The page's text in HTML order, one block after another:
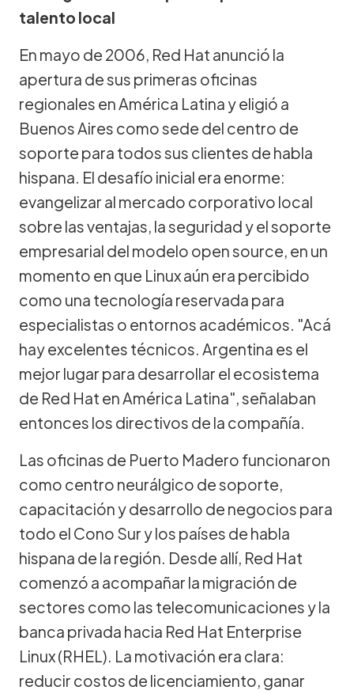
talento local
En mayo de 2006, Red Hat anunció la
apertura de sus primeras oficinas
regionales en América Latina y eligió a
Buenos Aires como sede del centro de
soporte para todos sus clientes de habla
hispana. El desafío inicial era enorme:
evangelizar al mercado corporativo local
sobre las ventajas, la seguridad y el soporte
empresarial del modelo open source, en un
momento en que Linux aún era percibido
como una tecnología reservada para
especialistas o entornos académicos. "Acá
hay excelentes técnicos. Argentina es el
mejor lugar para desarrollar el ecosistema
de Red Hat en América Latina", señalaban
entonces los directivos de la compañía.
Las oficinas de Puerto Madero funcionaron
como centro neurálgico de soporte,
capacitación y desarrollo de negocios para
todo el Cono Sur y los países de habla
hispana de la región. Desde allí, Red Hat
comenzó a acompañar la migración de
sectores como las telecomunicaciones y la
banca privada hacia Red Hat Enterprise
Linux (RHEL). La motivación era clara:
reducir costos de licenciamiento, ganar